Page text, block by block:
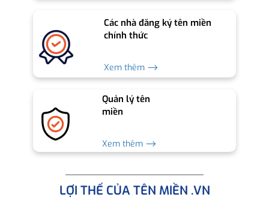
Các nhà đăng ký tên miền
chính thức
Xem thêm ⟶
Quản lý tên
miền
Xem thêm ⟶
LỢI THẾ CỦA TÊN MIỀN .VN